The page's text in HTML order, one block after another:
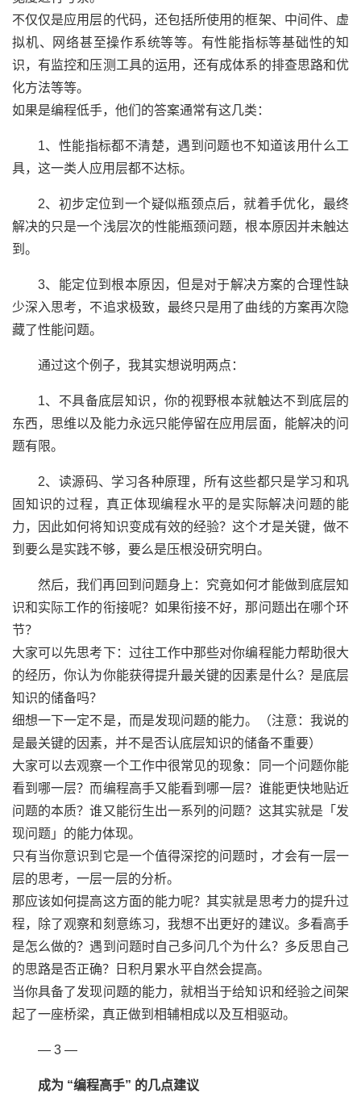
不仅仅是应用层的代码，还包括所使用的框架、中间件、虚
拟机、网络甚至操作系统等等。有性能指标等基础性的知
识，有监控和压测工具的运用，还有成体系的排查思路和优
化方法等等。
如果是编程低手，他们的答案通常有这几类：
1、性能指标都不清楚，遇到问题也不知道该用什么工
具，这一类人应用层都不达标。
2、初步定位到一个疑似瓶颈点后，就着手优化，最终
解决的只是一个浅层次的性能瓶颈问题，根本原因并未触达
到。
3、能定位到根本原因，但是对于解决方案的合理性缺
少深入思考，不追求极致，最终只是用了曲线的方案再次隐
藏了性能问题。
通过这个例子，我其实想说明两点：
1、不具备底层知识，你的视野根本就触达不到底层的
东西，思维以及能力永远只能停留在应用层面，能解决的问
题有限。
2、读源码、学习各种原理，所有这些都只是学习和巩
固知识的过程，真正体现编程水平的是实际解决问题的能
力，因此如何将知识变成有效的经验？这个才是关键，做不
到要么是实践不够，要么是压根没研究明白。
然后，我们再回到问题身上：究竟如何才能做到底层知
识和实际工作的衔接呢？如果衔接不好，那问题出在哪个环
节？
大家可以先思考下：过往工作中那些对你编程能力帮助很大
的经历，你认为你能获得提升最关键的因素是什么？是底层
知识的储备吗？
细想一下一定不是，而是发现问题的能力。（注意：我说的
是最关键的因素，并不是否认底层知识的储备不重要）
大家可以去观察一个工作中很常见的现象：同一个问题你能
看到哪一层？而编程高手又能看到哪一层？谁能更快地贴近
问题的本质？谁又能衍生出一系列的问题？这其实就是「发
现问题」的能力体现。
只有当你意识到它是一个值得深挖的问题时，才会有一层一
层的思考，一层一层的分析。
那应该如何提高这方面的能力呢？其实就是思考力的提升过
程，除了观察和刻意练习，我想不出更好的建议。多看高手
是怎么做的？遇到问题时自己多问几个为什么？多反思自己
的思路是否正确？日积月累水平自然会提高。
当你具备了发现问题的能力，就相当于给知识和经验之间架
起了一座桥梁，真正做到相辅相成以及互相驱动。
— 3 —
成为 “编程高手” 的几点建议